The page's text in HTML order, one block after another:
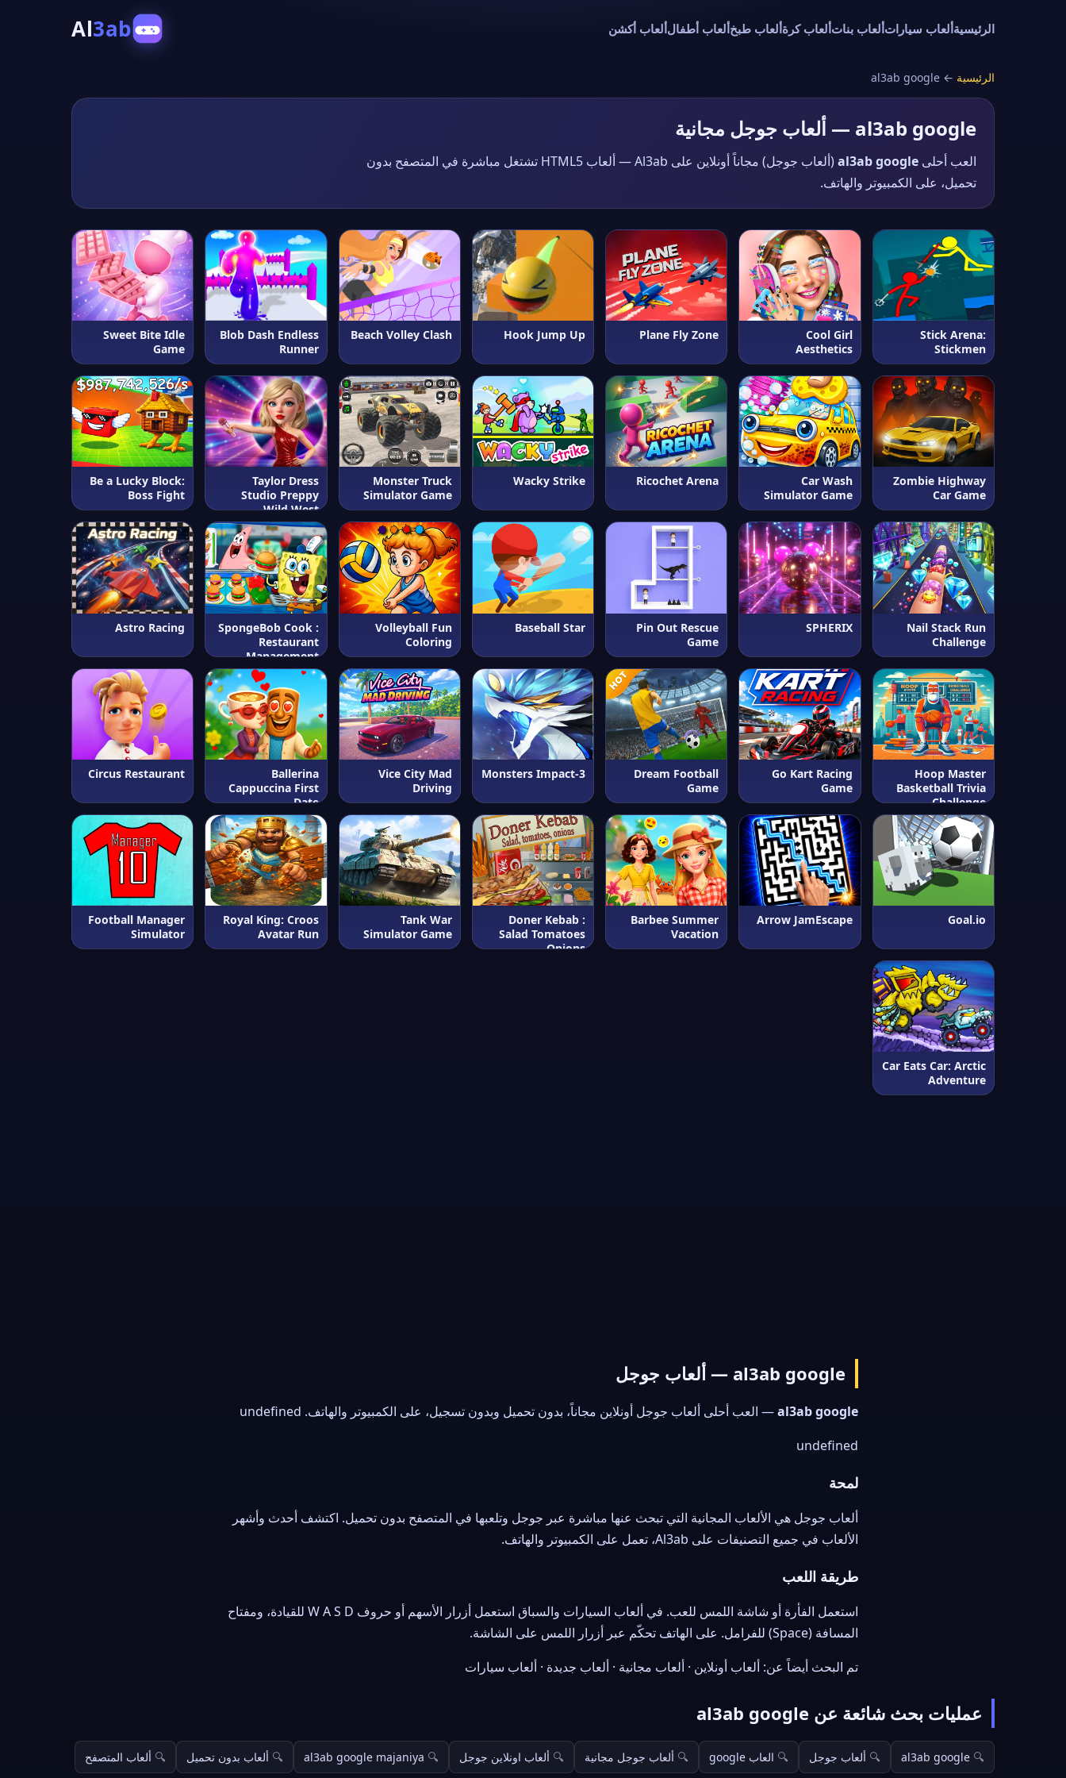
Al3ab الرئيسيةألعاب سياراتألعاب بناتألعاب كرةألعاب طبخألعاب أطفالألعاب أكشن
الرئيسية ←
al3ab google
al3ab google — ألعاب جوجل مجانية
العب أحلى al3ab google
(ألعاب جوجل) مجاناً أونلاين على Al3ab — ألعاب HTML5 تشتغل مباشرة في المتصفح بدون
تحميل، على الكمبيوتر والهاتف.
Stick Arena:
Stickmen
Cool Girl
Aesthetics
Plane Fly Zone
Hook Jump Up
Beach Volley Clash
Blob Dash Endless
Runner
Sweet Bite Idle
Game
Zombie Highway
Car Game
Car Wash
Simulator Game
Ricochet Arena
Wacky Strike
Monster Truck
Simulator Game
Taylor Dress
Studio Preppy
Wild West
Be a Lucky Block:
Boss Fight
Nail Stack Run
Challenge
SPHERIX
Pin Out Rescue
Game
Baseball Star
Volleyball Fun
Coloring
SpongeBob Cook :
Restaurant
Management
&amp; Food Game
Astro Racing
Hoop Master
Basketball Trivia
Challenge
Go Kart Racing
Game
Dream Football
Game
Monsters Impact-3
Vice City Mad
Driving
Ballerina
Cappuccina First
Date
Circus Restaurant
Goal.io
Arrow JamEscape
Barbee Summer
Vacation
Doner Kebab :
Salad Tomatoes
Onions
Tank War
Simulator Game
Royal King: Croos
Avatar Run
Football Manager
Simulator
Car Eats Car: Arctic
Adventure
al3ab google — ألعاب جوجل
al3ab google— العب أحلى ألعاب جوجل أونلاين مجاناً، بدون تحميل وبدون تسجيل، على الكمبيوتر والهاتف. undefined
undefined
لمحة
ألعاب جوجل هي الألعاب المجانية التي تبحث عنها مباشرة عبر جوجل وتلعبها في المتصفح بدون تحميل. اكتشف أحدث وأشهر
الألعاب في جميع التصنيفات على Al3ab، تعمل على الكمبيوتر والهاتف.
طريقة اللعب
استعمل الفأرة أو شاشة اللمس للعب. في ألعاب السيارات والسباق استعمل أزرار الأسهم أو حروف W A S D للقيادة، ومفتاح
المسافة (Space) للفرامل. على الهاتف تحكّم عبر أزرار اللمس على الشاشة.
تم البحث أيضاً عن: ألعاب أونلاين · ألعاب مجانية · ألعاب جديدة · ألعاب سيارات
عمليات بحث شائعة عن al3ab google
al3ab google ألعاب جوجل العاب google ألعاب جوجل مجانية ألعاب اونلاين جوجل al3ab google majaniya ألعاب بدون تحميل ألعاب المتصفح